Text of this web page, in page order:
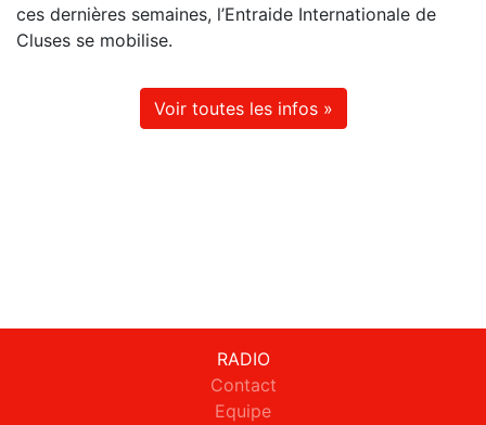
ces dernières semaines, l’Entraide Internationale de
Cluses se mobilise.
Voir toutes les infos »
RADIO
Contact
Equipe